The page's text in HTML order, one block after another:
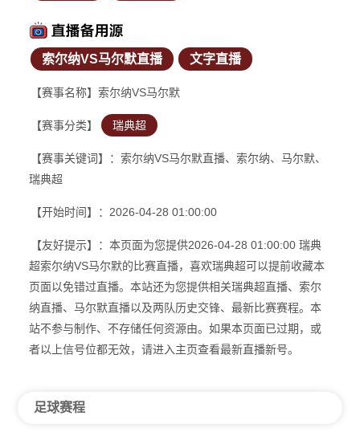
索尔纳VS马尔默直播 文字直播
【赛事名称】索尔纳VS马尔默
【赛事分类】 瑞典超
【赛事关键词】：索尔纳VS马尔默直播、索尔纳、马尔默、
瑞典超
【开始时间】：2026-04-28 01:00:00
【友好提示】：本页面为您提供2026-04-28 01:00:00 瑞典
超索尔纳VS马尔默的比赛直播，喜欢瑞典超可以提前收藏本
页面以免错过直播。本站还为您提供相关瑞典超直播、索尔
纳直播、马尔默直播以及两队历史交锋、最新比赛赛程。本
站不参与制作、不存储任何资源由。如果本页面已过期，或
者以上信号位都无效，请进入主页查看最新直播新号。
足球赛程